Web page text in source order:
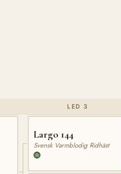
LED 3
Largo 144
Svensk Varmblodig Ridhäst